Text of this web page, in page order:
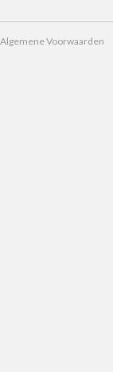
Algemene Voorwaarden